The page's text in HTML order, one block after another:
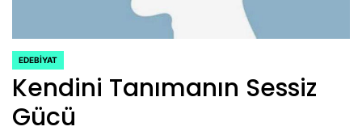
POSTED
IN
EDEBIYAT
Kendini Tanımanın Sessiz
Gücü